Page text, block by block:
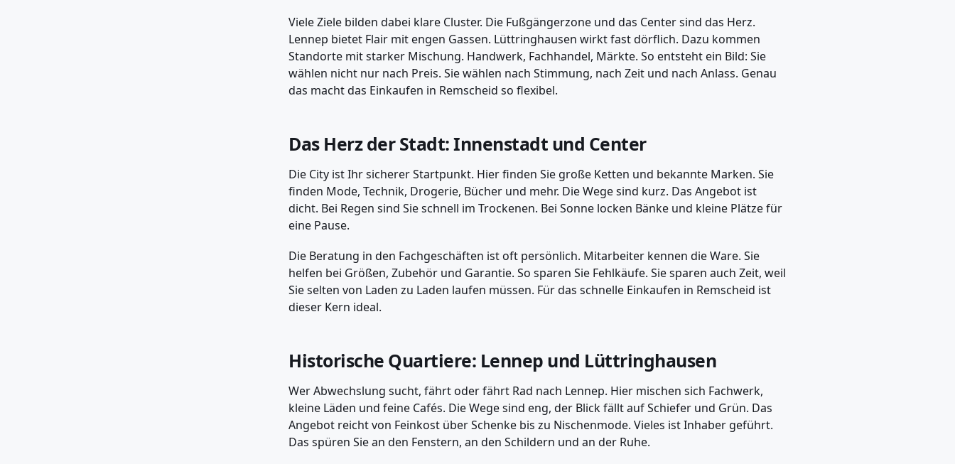
Viele Ziele bilden dabei klare Cluster. Die Fußgängerzone und das Center sind das Herz.
Lennep bietet Flair mit engen Gassen. Lüttringhausen wirkt fast dörflich. Dazu kommen
Standorte mit starker Mischung. Handwerk, Fachhandel, Märkte. So entsteht ein Bild: Sie
wählen nicht nur nach Preis. Sie wählen nach Stimmung, nach Zeit und nach Anlass. Genau
das macht das Einkaufen in Remscheid so flexibel.
Das Herz der Stadt: Innenstadt und Center
Die City ist Ihr sicherer Startpunkt. Hier finden Sie große Ketten und bekannte Marken. Sie
finden Mode, Technik, Drogerie, Bücher und mehr. Die Wege sind kurz. Das Angebot ist
dicht. Bei Regen sind Sie schnell im Trockenen. Bei Sonne locken Bänke und kleine Plätze für
eine Pause.
Die Beratung in den Fachgeschäften ist oft persönlich. Mitarbeiter kennen die Ware. Sie
helfen bei Größen, Zubehör und Garantie. So sparen Sie Fehlkäufe. Sie sparen auch Zeit, weil
Sie selten von Laden zu Laden laufen müssen. Für das schnelle Einkaufen in Remscheid ist
dieser Kern ideal.
Historische Quartiere: Lennep und Lüttringhausen
Wer Abwechslung sucht, fährt oder fährt Rad nach Lennep. Hier mischen sich Fachwerk,
kleine Läden und feine Cafés. Die Wege sind eng, der Blick fällt auf Schiefer und Grün. Das
Angebot reicht von Feinkost über Schenke bis zu Nischenmode. Vieles ist Inhaber geführt.
Das spüren Sie an den Fenstern, an den Schildern und an der Ruhe.